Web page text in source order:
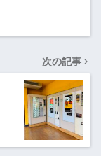
次の記事